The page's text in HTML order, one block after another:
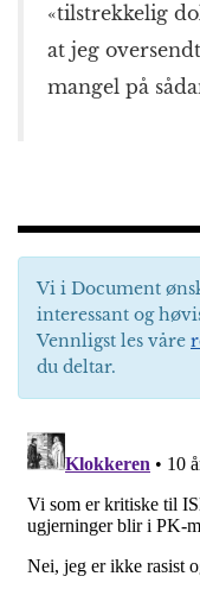
«tilstrekkelig
at jeg
mangel på
Vi i Document
interessant og
Vennligst les våre
du deltar.